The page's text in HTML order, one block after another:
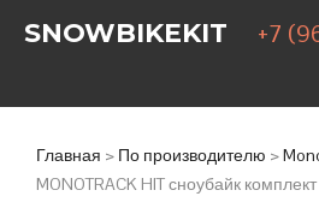
SNOWBIKEKIT +7
Главная > По производителю >
MONOTRACK HIT сноубайк комплект